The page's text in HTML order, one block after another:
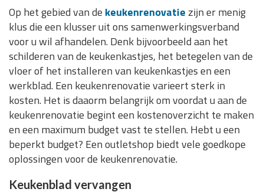
Op het gebied van de keukenrenovatie zijn er menig
klus die een klusser uit ons samenwerkingsverband
voor u wil afhandelen. Denk bijvoorbeeld aan het
schilderen van de keukenkastjes, het betegelen van de
vloer of het installeren van keukenkastjes en een
werkblad. Een keukenrenovatie varieert sterk in
kosten. Het is daaorm belangrijk om voordat u aan de
keukenrenovatie begint een kostenoverzicht te maken
en een maximum budget vast te stellen. Hebt u een
beperkt budget? Een outletshop biedt vele goedkope
oplossingen voor de keukenrenovatie.
Keukenblad vervangen